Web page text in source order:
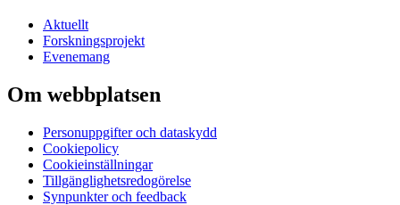
Aktuellt
Forskningsprojekt
Evenemang
Om webbplatsen
Personuppgifter och dataskydd
Cookiepolicy
Cookieinställningar
Tillgänglighetsredogörelse
Synpunkter och feedback